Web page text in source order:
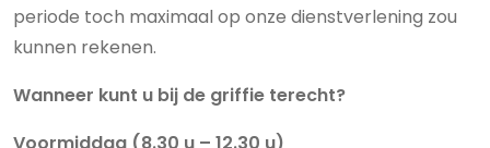
periode toch maximaal op onze dienstverlening zou
kunnen rekenen.
Wanneer kunt u bij de griffie terecht?